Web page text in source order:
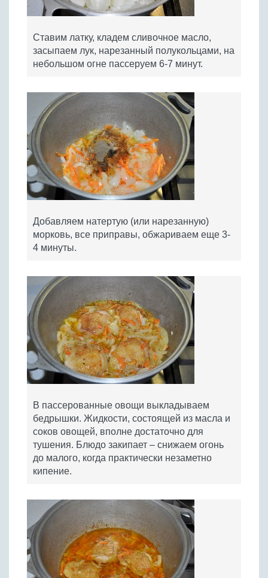
Ставим латку, кладем сливочное масло,
засыпаем лук, нарезанный полукольцами, на
небольшом огне пассеруем 6-7 минут.
Добавляем натертую (или нарезанную)
морковь, все приправы, обжариваем еще 3-
4 минуты.
В пассерованные овощи выкладываем
бедрышки. Жидкости, состоящей из масла и
соков овощей, вполне достаточно для
тушения. Блюдо закипает – снижаем огонь
до малого, когда практически незаметно
кипение.